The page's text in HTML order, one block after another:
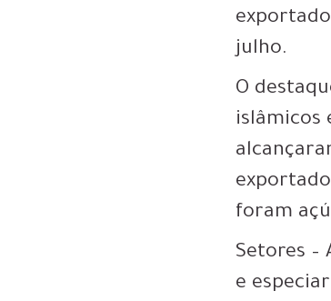
julho.
O
islâmicos
foram
Setores –
e